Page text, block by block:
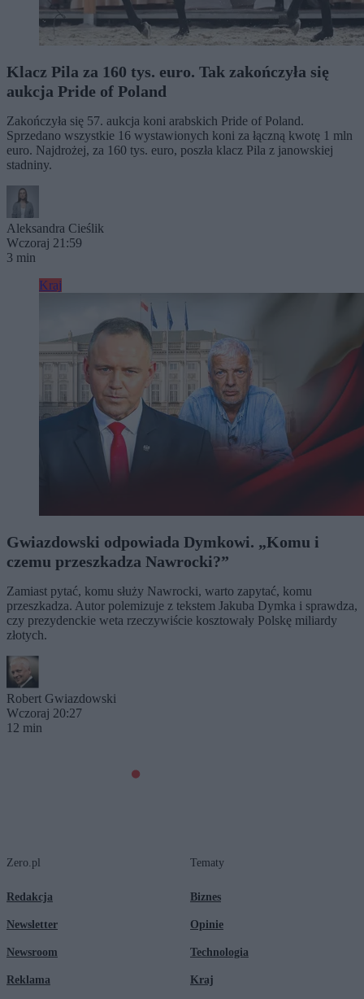
Klacz Pila za 160 tys. euro. Tak zakończyła się
aukcja Pride of Poland
Zakończyła się 57. aukcja koni arabskich Pride of Poland.
Sprzedano wszystkie 16 wystawionych koni za łączną kwotę 1 mln
euro. Najdrożej, za 160 tys. euro, poszła klacz Pila z janowskiej
stadniny.
Aleksandra Cieślik
Wczoraj 21:59
3 min
Kraj
Gwiazdowski odpowiada Dymkowi. „Komu i
czemu przeszkadza Nawrocki?”
Zamiast pytać, komu służy Nawrocki, warto zapytać, komu
przeszkadza. Autor polemizuje z tekstem Jakuba Dymka i sprawdza,
czy prezydenckie weta rzeczywiście kosztowały Polskę miliardy
złotych.
Robert Gwiazdowski
Wczoraj 20:27
12 min
Zero.pl
Redakcja
Newsletter
Newsroom
Reklama
Tematy
Biznes
Opinie
Technologia
Kraj